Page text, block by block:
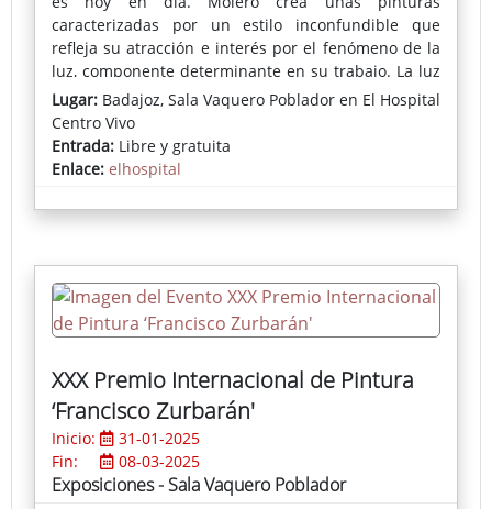
caracterizadas por un estilo inconfundible que
refleja su atracción e interés por el fenómeno de la
luz, componente determinante en su trabajo. La luz
domina la atmósfera de las obras y da el sello que
marca la personalidad de su obra.
El trabajo de Fernando Molero ha sido expuesto
principalmente en numerosos contextos de galerías
e instituciones en Europa y EE.UU tales como:
Art (Nueva York), Dumbo Art Festival (Nueva York),
Land Mark Gallery (Tarrytown, NY), Studio Maria
Mossens (Bruselas), Associated American Artists
(Nueva York), Art Miami SEFA (Miami), Batista
FA(Washington DC) , Knew Gallery (Washington DC),
Centro Nia´s (Washington DC), The Center Art
Fordham Gallery - Lincoln Center (Nueva York),
Katzen Arts Center (Washington DC), Hunter College
Gallery (Nueva York) Artur Ramon Contemporani
Lugar: Badajoz, Sala Vaquero Poblador en El Hospital
Centro Vivo
Entrada: Libre y gratuita
Enlace: elhospital
XXX Premio Internacional de Pintura
‘Francisco Zurbarán'
Inicio:
31-01-2025
Fin:
08-03-2025
Exposiciones - Sala Vaquero Poblador